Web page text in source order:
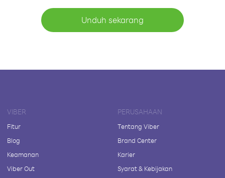
Unduh sekarang
VIBER
Fitur
Blog
Keamanan
Viber Out
PERUSAHAAN
Tentang Viber
Brand Center
Karier
Syarat & Kebijakan